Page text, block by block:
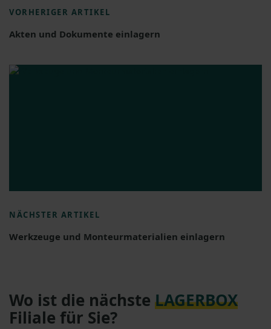
VORHERIGER ARTIKEL
Akten und Dokumente einlagern
NÄCHSTER ARTIKEL
Werkzeuge und Monteurmaterialien einlagern
Wo ist die nächste LAGERBOX
Filiale für Sie?